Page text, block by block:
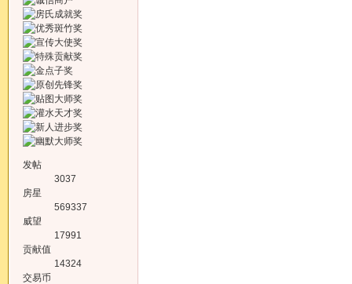
发帖
3037
房星
569337
威望
17991
贡献值
14324
交易币